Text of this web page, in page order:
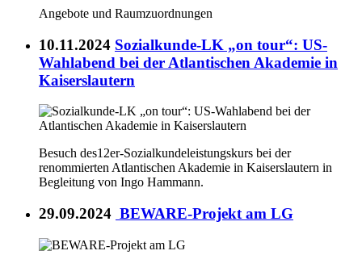
Angebote und Raumzuordnungen
10.11.2024 Sozialkunde-LK „on tour“: US-
Wahlabend bei der Atlantischen Akademie in
Kaiserslautern
Besuch des12er-Sozialkundeleistungskurs bei der
renommierten Atlantischen Akademie in Kaiserslautern in
Begleitung von Ingo Hammann.
29.09.2024 BEWARE-Projekt am LG